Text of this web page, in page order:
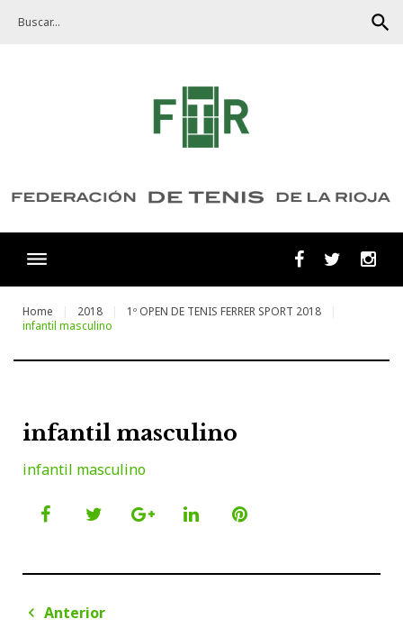
search
FacebookTwitter
Home 2018
1º OPEN DE TENIS FERRER SPORT 2018
infantil masculino
infantil masculino
infantil masculino
FacebookTwitterGoogle+LinkedInPinterest
Navegación
Anterior